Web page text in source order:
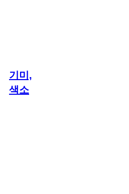
기미,
색소